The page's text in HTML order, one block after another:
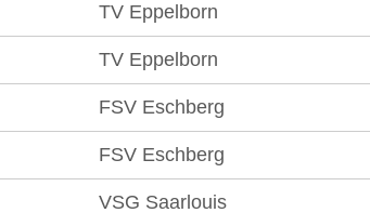
TV Eppelborn
TV Eppelborn
FSV Eschberg
FSV Eschberg
VSG Saarlouis